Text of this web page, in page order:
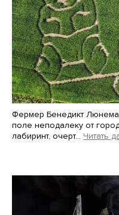
Фермер Бенедикт
поле неподалеку от
лабиринт, очерт… Читать